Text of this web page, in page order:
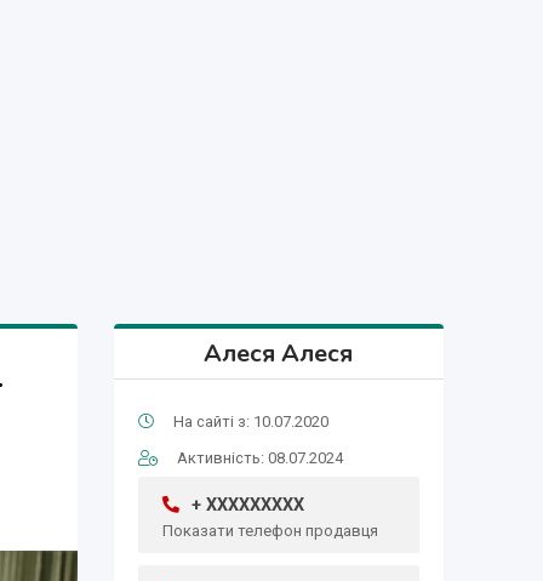
Алеся Алеся
На сайті з: 10.07.2020
Активність: 08.07.2024
+ XXXXXXXXX
Показати телефон продавця